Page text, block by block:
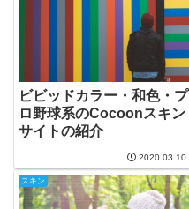
ビビッドカラー・和色・プ
ロ野球系のCocoonスキン
サイトの紹介
2020.03.10
スキン